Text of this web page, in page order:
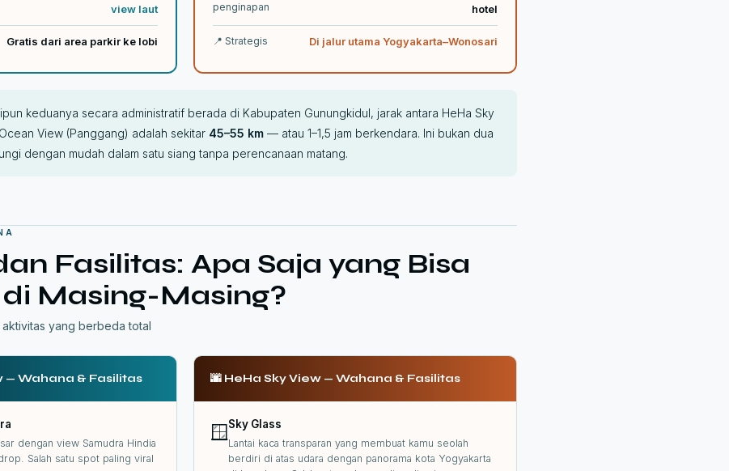
view laut
Gratis dari area parkir ke lobi
penginapan
hotel
📍 Strategis Di jalur utama Yogyakarta–Wonosari
keduanya secara administratif berada di Kabupaten Gunungkidul, jarak antara HeHa Sky
View (Panggang) adalah sekitar 45–55 km — atau 1–1,5 jam berkendara. Ini bukan dua
dengan mudah dalam satu siang tanpa perencanaan matang.
Fasilitas: Apa Saja yang Bisa
Masing-Masing?
yang berbeda total
— Wahana & Fasilitas
dengan view Samudra Hindia
Salah satu spot paling viral
🌆 HeHa Sky View — Wahana & Fasilitas
🪟 Sky Glass
Lantai kaca transparan yang membuat kamu seolah
berdiri di atas udara dengan panorama kota Yogyakarta